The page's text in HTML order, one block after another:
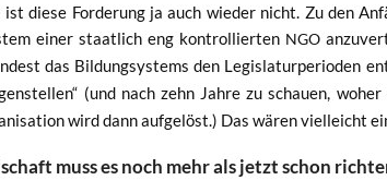
die­se For­de­rung ja auch wie­der nicht. Zu den
einer staat­lich eng kon­trol­lier­ten NGO
das Bil­dung­s­ys­tems den Legis­la­tur­pe­ri­oden
(und nach zehn Jah­re zu schau­en,
wird dann auf­ge­löst.) Das wären viel­leicht
muss es noch mehr als jetzt schon